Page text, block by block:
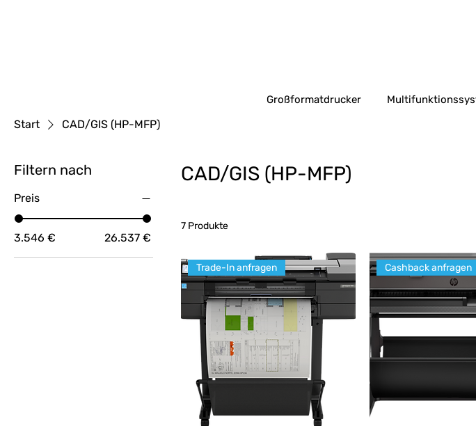
Großformatdrucker
Start CAD/GIS (HP-MFP)
Filtern nach
Preis
3.546 € 26.537 €
CAD/GIS (HP-MFP)
7 Produkte
Trade-In anfragen Cashback anfragen